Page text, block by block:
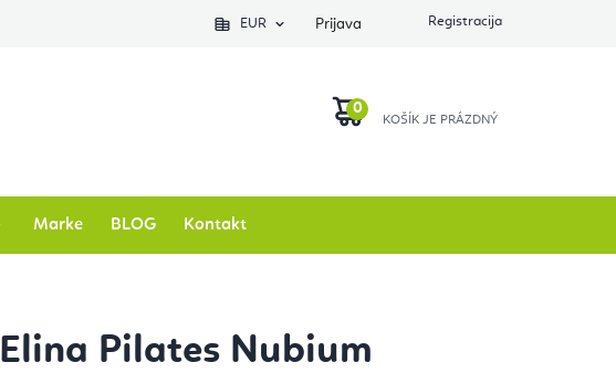
EUR Prijava
Marke BLOG Kontakt
Elina Pilates Nubium